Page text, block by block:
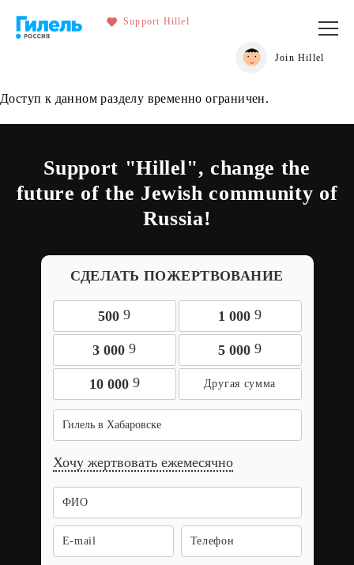
Support Hillel
Join Hillel
Доступ к данном разделу временно ограничен.
Support "Hillel", change the
future of the Jewish community of
Russia!
СДЕЛАТЬ ПОЖЕРТВОВАНИЕ
500 9 1 000 9
3 000 9 5 000 9
10 000 9
Гилель в Хабаровске
Хочу жертвовать ежемесячно